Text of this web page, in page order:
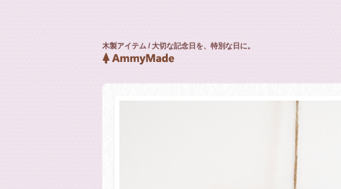
木製アイテム / 大切な記念日を、特別な日に。